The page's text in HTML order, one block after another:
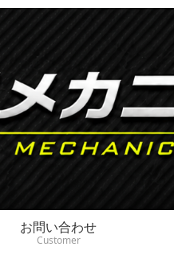
お問い合わせ
Customer